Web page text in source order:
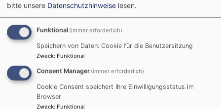
einer jeden Frau bereichert das Gespräch und den
Austausch. Einige Male im Jahr darf natürlich auch
die Geselligkeit nicht fehlen.
Mehr Informationen gibt es bei Alexandra Schindler
- über das Pfarramt.
Themen und Termine siehe in den Terminen auf der
ersten Seite.
bitte unsere Datenschutzhinweise lesen.
Funktional (immer erforderlich)
Speichern von Daten: Cookie für die Benutzersitzung
Zweck: Funktional
Consent Manager (immer erforderlich)
Cookie Consent speichert Ihre Einwilligungsstatus im
Browser
Zweck: Funktional